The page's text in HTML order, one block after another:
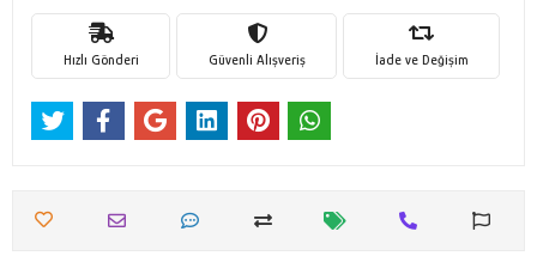
Hızlı Gönderi Güvenli Alışveriş İade ve Değişim